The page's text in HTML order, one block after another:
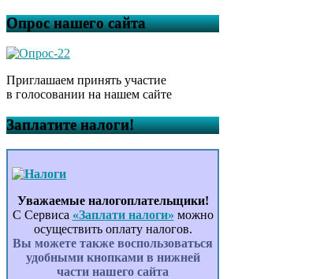
Опрос нашего сайта
Приглашаем принять участие
в голосовании на нашем сайте
Заплатите налоги!
Уважаемые налогоплательщики!
С Сервиса «Заплати налоги» можно
осуществить оплату налогов.
Вы можете также воспользоваться
удобными кнопками в нижней
части нашего сайта